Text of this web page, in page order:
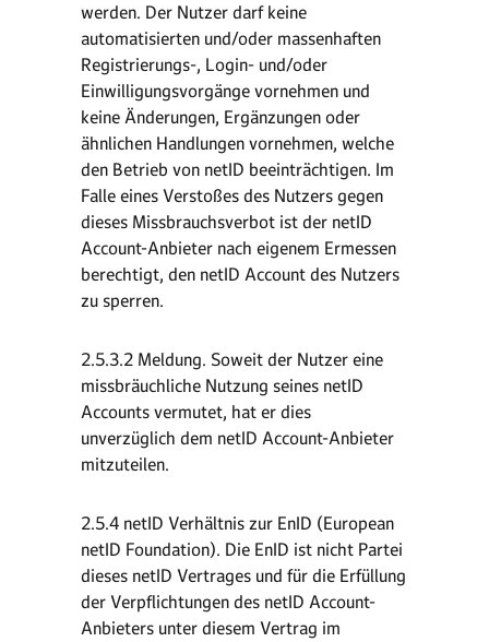
werden. Der Nutzer darf keine
automatisierten und/oder massenhaften
Registrierungs-, Login- und/oder
Einwilligungsvorgänge vornehmen und
keine Änderungen, Ergänzungen oder
ähnlichen Handlungen vornehmen, welche
den Betrieb von netID beeinträchtigen. Im
Falle eines Verstoßes des Nutzers gegen
dieses Missbrauchsverbot ist der netID
Account-Anbieter nach eigenem Ermessen
berechtigt, den netID Account des Nutzers
zu sperren.
2.5.3.2 Meldung. Soweit der Nutzer eine
missbräuchliche Nutzung seines netID
Accounts vermutet, hat er dies
unverzüglich dem netID Account-Anbieter
mitzuteilen.
2.5.4 netID Verhältnis zur EnID (European
netID Foundation). Die EnID ist nicht Partei
dieses netID Vertrages und für die Erfüllung
der Verpflichtungen des netID Account-
Anbieters unter diesem Vertrag im